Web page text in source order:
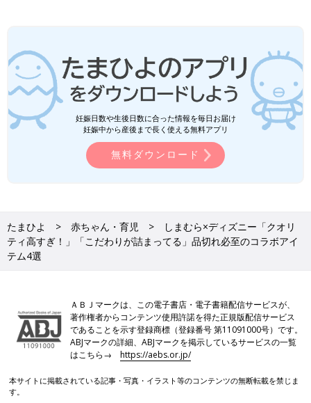
妊娠日数や生後日数に合った情報を毎日お届け
妊娠中から産後まで長く使える無料アプリ
無料ダウンロード
たまひよ 赤ちゃん・育児
しまむら×ディズニー「クオリ
ティ高すぎ！」「こだわりが詰まってる」品切れ必至のコラボアイ
テム4選
ＡＢＪマークは、この電子書店・電子書籍配信サービスが、
著作権者からコンテンツ使用許諾を得た正規版配信サービス
であることを示す登録商標（登録番号 第11091000号）です。
ABJマークの詳細、ABJマークを掲示しているサービスの一覧
はこちら→https://aebs.or.jp/
本サイトに掲載されている記事・写真・イラスト等のコンテンツの無断転載を禁じま
す。